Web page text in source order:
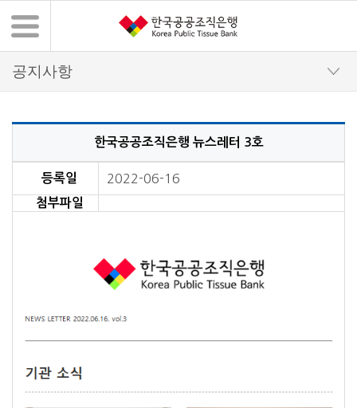
뉴스레터 상세 내용
한국공공조직은행 뉴스레터 3호
등록일 2022-06-16
첨부파일